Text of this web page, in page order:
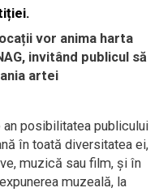
vor anima harta
invitând publicul să
artei
posibilitatea publicului
în toată diversitatea ei,
muzică sau film, și în
muzeală, la